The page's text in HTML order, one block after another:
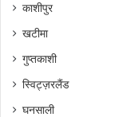
काशीपुर
खटीमा
गुप्तकाशी
स्विट्ज़रलैंड
घनसाली